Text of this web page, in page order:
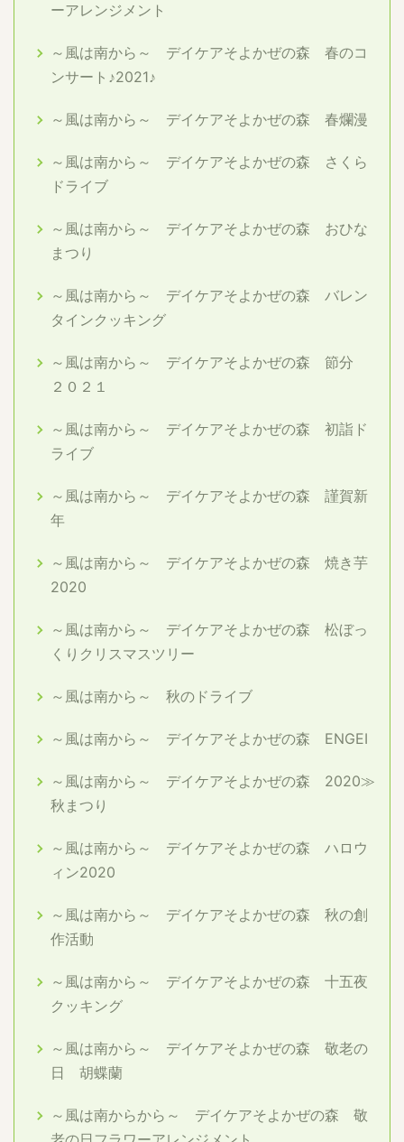
ーアレンジメント
～風は南から～ デイケアそよかぜの森 春のコ
ンサート♪2021♪
～風は南から～ デイケアそよかぜの森 春爛漫
～風は南から～ デイケアそよかぜの森 さくら
ドライブ
～風は南から～ デイケアそよかぜの森 おひな
まつり
～風は南から～ デイケアそよかぜの森 バレン
タインクッキング
～風は南から～ デイケアそよかぜの森 節分
２０２１
～風は南から～ デイケアそよかぜの森 初詣ド
ライブ
～風は南から～ デイケアそよかぜの森 謹賀新
年
～風は南から～ デイケアそよかぜの森 焼き芋
2020
～風は南から～ デイケアそよかぜの森 松ぼっ
くりクリスマスツリー
～風は南から～ 秋のドライブ
～風は南から～ デイケアそよかぜの森 ENGEI
～風は南から～ デイケアそよかぜの森 2020≫
秋まつり
～風は南から～ デイケアそよかぜの森 ハロウ
ィン2020
～風は南から～ デイケアそよかぜの森 秋の創
作活動
～風は南から～ デイケアそよかぜの森 十五夜
クッキング
～風は南から～ デイケアそよかぜの森 敬老の
日 胡蝶蘭
～風は南からから～ デイケアそよかぜの森 敬